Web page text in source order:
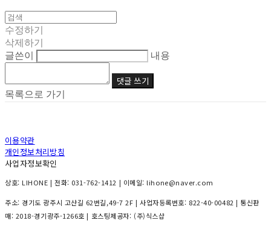
수정하기
삭제하기
글쓴이
내용
댓글 쓰기
목록으로 가기
이용약관
개인정보처리방침
사업자정보확인
상호: LIHONE | 전화: 031-762-1412 | 이메일: lihone@naver.com
주소: 경기도 광주시 고산길 62번길,49-7 2F | 사업자등록번호: 822-40-00482 | 통신판
매: 2018-경기광주-1266호 | 호스팅제공자: (주)식스샵